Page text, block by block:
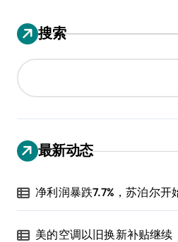
搜索
最新动态
净利润暴跌7.7%，苏泊尔开
美的空调以旧换新补贴继续